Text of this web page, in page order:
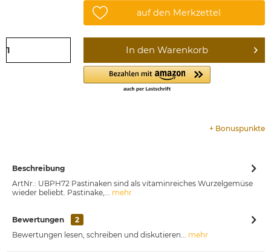
auf den Merkzettel
In den Warenkorb
+ Bonuspunkte
Beschreibung
ArtNr.: UBPH72 Pastinaken sind als vitaminreiches Wurzelgemüse
wieder beliebt. Pastinake,... mehr
Bewertungen
2
Bewertungen lesen, schreiben und diskutieren... mehr